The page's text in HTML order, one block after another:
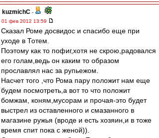
kuzmichC -
01 фев 2012 13:59
Сказал Роме досвидос и спасибо еще при
уходе в Тотем.
Поэтому как то пофиг,хотя не скрою,радовался
его голам,ведь он каким то образом
прославлял нас за рупьежом.
Насчет того ,что Рома пару положит нам еще
будем посмотреть,а вот то что положит
бомжам, коням,мусорам и прочая-это будет
выстрел из оставленного и смазанного в
магазине ружья (вроде и есть хозяин,и в тоже
время спит пока с женой)).